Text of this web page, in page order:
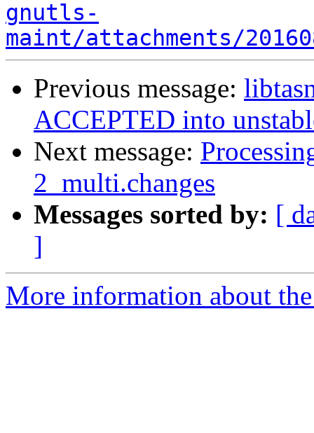
gnutls-
maint/attachments/
Previous message:
ACCEPTED into
Next message:
2_multi.changes
Messages sorted by: [
]
More information about